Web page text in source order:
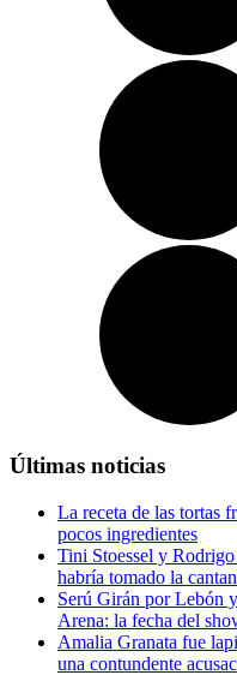
Últimas noticias
La receta de las tortas
pocos ingredientes
Tini Stoessel y
habría tomado la
Serú Girán por Lebón
Arena: la fecha del
Amalia Granata fue
una contundente